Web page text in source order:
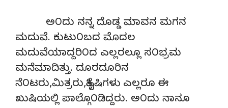
ಅ೦ದು ನನ್ನ ದೊಡ್ಡ ಮಾವನ ಮಗನ
ಮದುವೆ. ಕುಟು೦ಬದ ಮೊದಲ
ಮದುವೆಯಾದ್ದರಿ೦ದ ಎಲ್ಲರಲ್ಲೂ ಸ೦ಭ್ರಮ
ಮನೆಮಾದಿತ್ತು. ದೂರದೂರಿನ
ನೆ೦ಟರು,ಮಿತ್ರರು,ಹಿತೈಷಿಗಳು ಎಲ್ಲರೂ ಈ
ಖುಷಿಯಲ್ಲಿ ಪಾಲ್ಗೊ೦ಡಿದ್ದರು. ಅ೦ದು ನಾನೂ